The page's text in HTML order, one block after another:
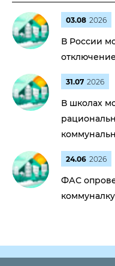
03.08 2026
В России
31.07 2026
В школах
24.06 2026
ФАС